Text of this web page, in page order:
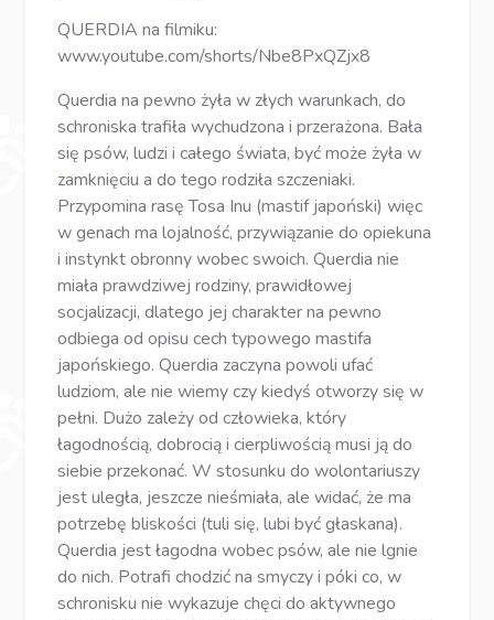
QUERDIA na filmiku:
www.youtube.com/shorts/Nbe8PxQZjx8
Querdia na pewno żyła w złych warunkach, do
schroniska trafiła wychudzona i przerażona. Bała
się psów, ludzi i całego świata, być może żyła w
zamknięciu a do tego rodziła szczeniaki.
Przypomina rasę Tosa Inu (mastif japoński) więc
w genach ma lojalność, przywiązanie do opiekuna
i instynkt obronny wobec swoich. Querdia nie
miała prawdziwej rodziny, prawidłowej
socjalizacji, dlatego jej charakter na pewno
odbiega od opisu cech typowego mastifa
japońskiego. Querdia zaczyna powoli ufać
ludziom, ale nie wiemy czy kiedyś otworzy się w
pełni. Dużo zależy od człowieka, który
łagodnością, dobrocią i cierpliwością musi ją do
siebie przekonać. W stosunku do wolontariuszy
jest uległa, jeszcze nieśmiała, ale widać, że ma
potrzebę bliskości (tuli się, lubi być głaskana).
Querdia jest łagodna wobec psów, ale nie lgnie
do nich. Potrafi chodzić na smyczy i póki co, w
schronisku nie wykazuje chęci do aktywnego